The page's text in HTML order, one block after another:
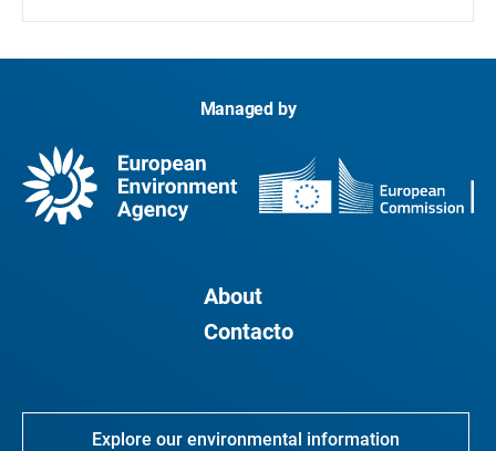
Managed by
About
Contacto
Explore our environmental information